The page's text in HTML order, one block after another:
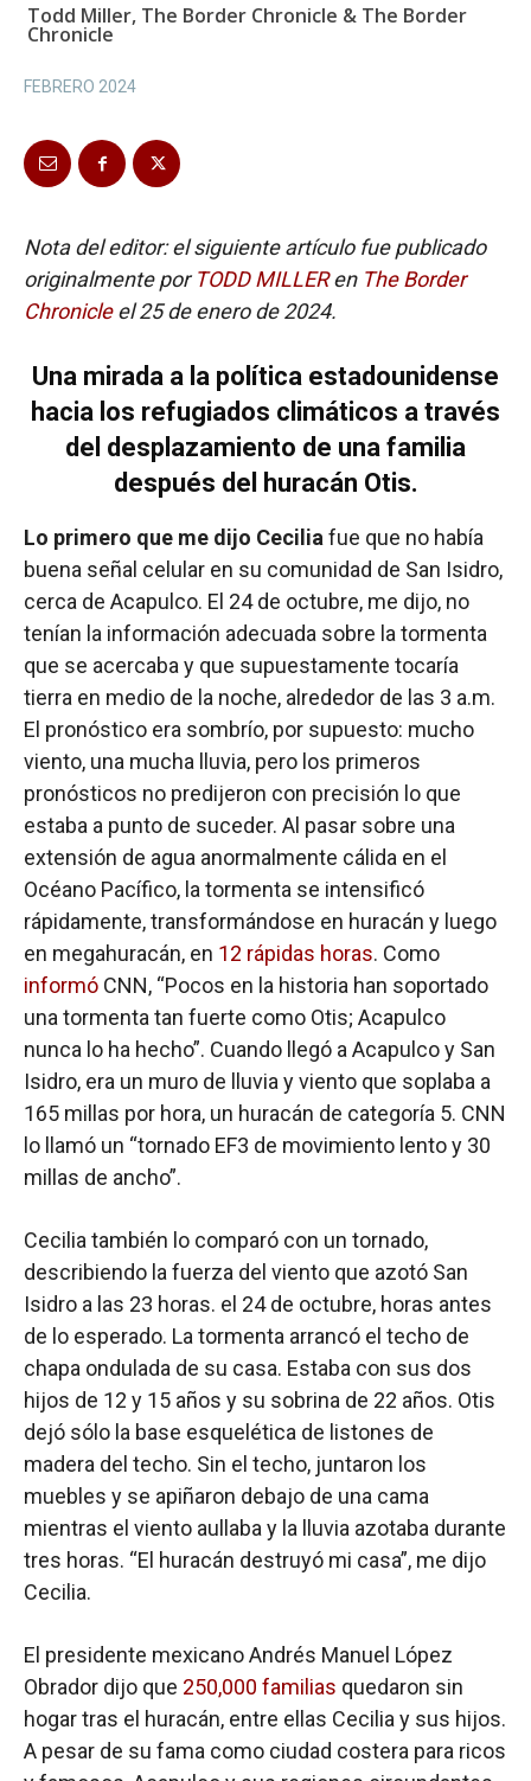
Todd Miller, The Border Chronicle & The Border
Chronicle
FEBRERO 2024
Nota del editor: el siguiente artículo fue publicado
originalmente por TODD MILLERen The Border
Chronicleel 25 de enero de 2024.
Una mirada a la política estadounidense
hacia los refugiados climáticos a través
del desplazamiento de una familia
después del huracán Otis.
Lo primero que me dijo Ceciliafue que no había
buena señal celular en su comunidad de San Isidro,
cerca de Acapulco. El 24 de octubre, me dijo, no
tenían la información adecuada sobre la tormenta
que se acercaba y que supuestamente tocaría
tierra en medio de la noche, alrededor de las 3 a.m.
El pronóstico era sombrío, por supuesto: mucho
viento, una mucha lluvia, pero los primeros
pronósticos no predijeron con precisión lo que
estaba a punto de suceder. Al pasar sobre una
extensión de agua anormalmente cálida en el
Océano Pacífico, la tormenta se intensificó
rápidamente, transformándose en huracán y luego
en megahuracán, en 12 rápidas horas. Como
informó CNN, “Pocos en la historia han soportado
una tormenta tan fuerte como Otis; Acapulco
nunca lo ha hecho”. Cuando llegó a Acapulco y San
Isidro, era un muro de lluvia y viento que soplaba a
165 millas por hora, un huracán de categoría 5. CNN
lo llamó un “tornado EF3 de movimiento lento y 30
millas de ancho”.
Cecilia también lo comparó con un tornado,
describiendo la fuerza del viento que azotó San
Isidro a las 23 horas. el 24 de octubre, horas antes
de lo esperado. La tormenta arrancó el techo de
chapa ondulada de su casa. Estaba con sus dos
hijos de 12 y 15 años y su sobrina de 22 años. Otis
dejó sólo la base esquelética de listones de
madera del techo. Sin el techo, juntaron los
muebles y se apiñaron debajo de una cama
mientras el viento aullaba y la lluvia azotaba durante
tres horas. “El huracán destruyó mi casa”, me dijo
Cecilia.
El presidente mexicano Andrés Manuel López
Obrador dijo que 250,000 familias quedaron sin
hogar tras el huracán, entre ellas Cecilia y sus hijos.
A pesar de su fama como ciudad costera para ricos